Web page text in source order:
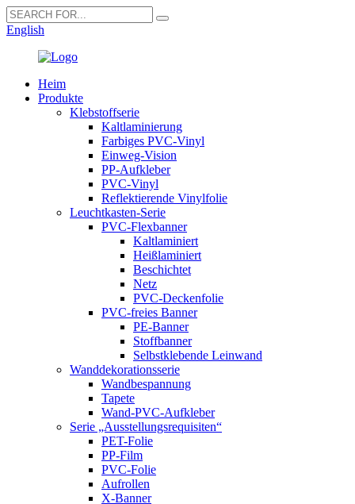
English
Heim
Produkte
Klebstoffserie
Kaltlaminierung
Farbiges PVC-Vinyl
Einweg-Vision
PP-Aufkleber
PVC-Vinyl
Reflektierende Vinylfolie
Leuchtkasten-Serie
PVC-Flexbanner
Kaltlaminiert
Heißlaminiert
Beschichtet
Netz
PVC-Deckenfolie
PVC-freies Banner
PE-Banner
Stoffbanner
Selbstklebende Leinwand
Wanddekorationsserie
Wandbespannung
Tapete
Wand-PVC-Aufkleber
Serie „Ausstellungsrequisiten“
PET-Folie
PP-Film
PVC-Folie
Aufrollen
X-Banner